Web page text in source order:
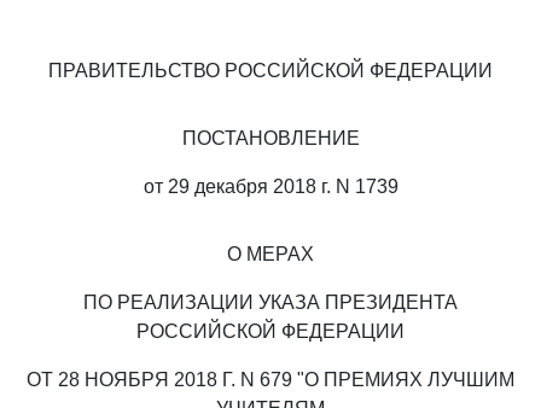
ПРАВИТЕЛЬСТВО РОССИЙСКОЙ ФЕДЕРАЦИИ
ПОСТАНОВЛЕНИЕ
от 29 декабря 2018 г. N 1739
О МЕРАХ
ПО РЕАЛИЗАЦИИ УКАЗА ПРЕЗИДЕНТА
РОССИЙСКОЙ ФЕДЕРАЦИИ
ОТ 28 НОЯБРЯ 2018 Г. N 679 "О ПРЕМИЯХ ЛУЧШИМ